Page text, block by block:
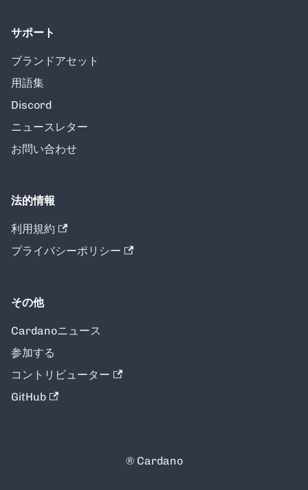
サポート
ブランドアセット
用語集
Discord
ニュースレター
お問い合わせ
法的情報
利用規約
プライバシーポリシー
その他
Cardanoニュース
参加する
コントリビューター
GitHub
® Cardano